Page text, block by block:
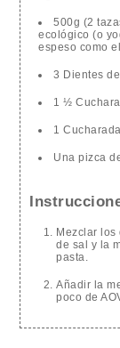
500g (2
ecológico (o
espeso como
3 Dientes
1 ½
1
Una pizca
Mezclar
de sal y la
pasta.
Añadir la
poco de